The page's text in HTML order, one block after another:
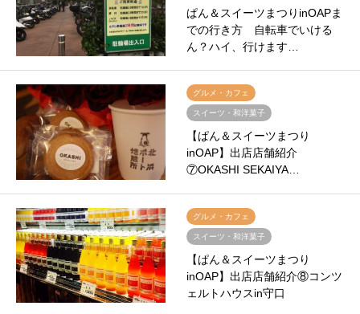
ぱん＆スイーツまつりinOAPま
での行き方 自転車でいける
ん？ハイ、行けます…
グルメ・カフェ
スイーツ・和洋菓子
【ぱん＆スイーツまつり
inOAP】出店店舗紹介
⑦OKASHI SEKAIYA…
グルメ・カフェ
スイーツ・和洋菓子
【ぱん＆スイーツまつり
inOAP】出店店舗紹介⑧コンツ
ェルトハウスin守口